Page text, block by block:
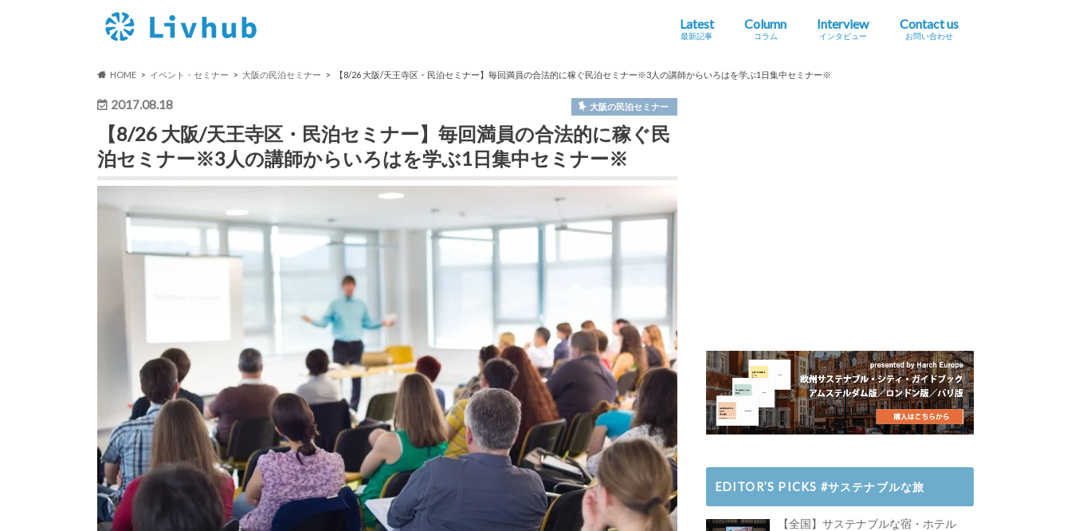
Latest
最新記事
Column
コラム
Interview
インタビュー
Contact us
お問い合わせ
HOME イベント・セミナー 大阪の民泊セミナー 【8/26 大阪/天王寺区・民泊セミナー】毎回満員の合法的に稼ぐ民泊セミナー※3人の講師からいろはを学ぶ1日集中セミナー※
2017.08.18 大阪の民泊セミナー
【8/26 大阪/天王寺区・民泊セミナー】毎回満員の合法的に稼ぐ民
泊セミナー※3人の講師からいろはを学ぶ1日集中セミナー※
EDITOR’S PICKS #サステナブルな旅
【全国】サステナブルな宿・ホテル